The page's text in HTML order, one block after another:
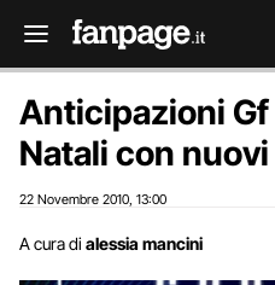
Anticipazioni Gf
Natali con
22 Novembre 2010 13:00
A cura di alessia mancini